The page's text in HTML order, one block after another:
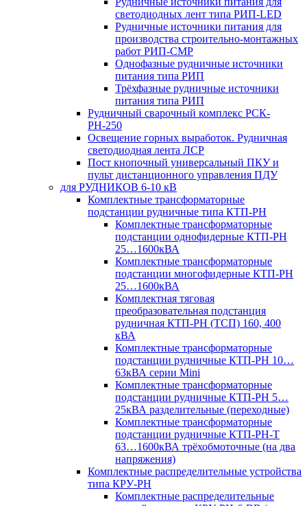
светодиодных лент типа РИП-LED
Рудничные источники питания для
производства строительно-монтажных
работ РИП-СМР
Однофазные рудничные источники
питания типа РИП
Трёхфазные рудничные источники
питания типа РИП
Рудничный сварочный комплекс РСК-
РН-250
Освещение горных выработок. Рудничная
светодиодная лента ЛСР
Пост кнопочный универсальный ПКУ и
пульт дистанционного управления ПДУ
для РУДНИКОВ 6-10 кВ
Комплектные трансформаторные
подстанции рудничные типа КТП-РН
Комплектные трансформаторные
подстанции однофидерные КТП-РН
25…1600кВА
Комплектные трансформаторные
подстанции многофидерные КТП-РН
25…1600кВА
Комплектная тяговая
преобразовательная подстанция
рудничная КТП-РН (ТСП) 160, 400
кВА
Комплектные трансформаторные
подстанции рудничные КТП-РН 10…
63кВА серии Mini
Комплектные трансформаторные
подстанции рудничные КТП-РН 5…
25кВА разделительные (переходные)
Комплектные трансформаторные
подстанции рудничные КТП-РН-Т
63…1600кВА трёхобмоточные (на два
напряжения)
Комплектные распределительные устройства
типа КРУ-РН
Комплектные распределительные